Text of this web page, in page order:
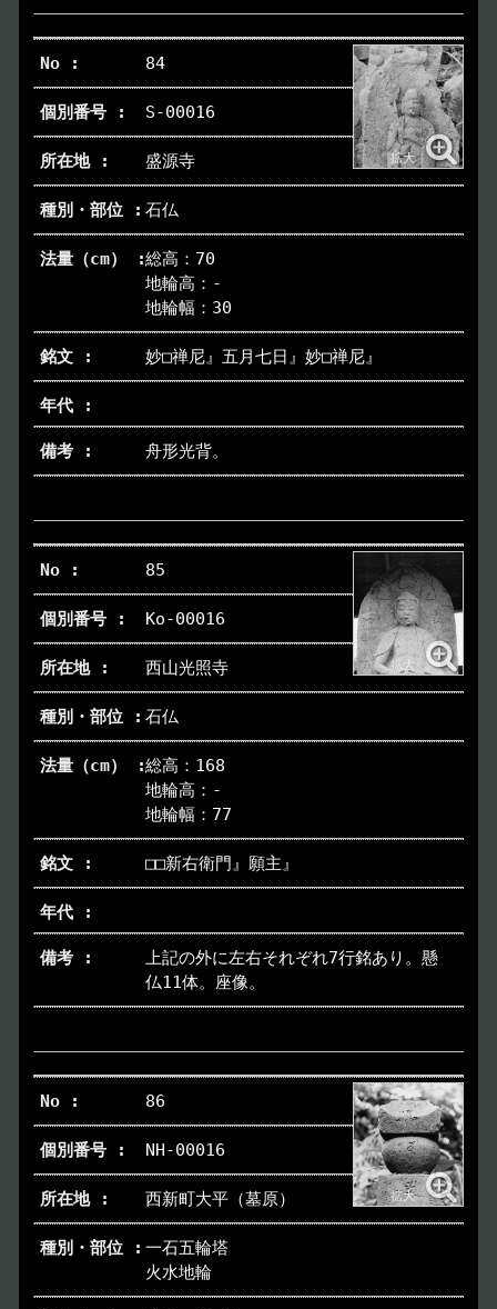
84
S-00016
盛源寺
石仏
総高：70
地輪高：-
地輪幅：30
妙□禅尼』五月七日』妙□禅尼』
舟形光背。
85
Ko-00016
西山光照寺
石仏
総高：168
地輪高：-
地輪幅：77
□□新右衛門』願主』
上記の外に左右それぞれ7行銘あり。懸
仏11体。座像。
86
NH-00016
西新町大平（墓原）
一石五輪塔
火水地輪